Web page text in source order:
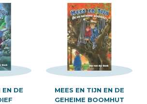
EN DE
MEES EN TIJN EN DE
GEHEIME BOOMHUT